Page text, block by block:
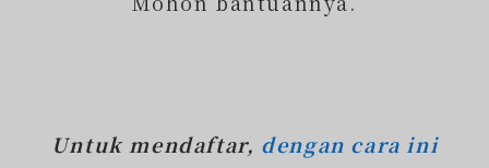
Untuk mendaftar, dengan cara ini